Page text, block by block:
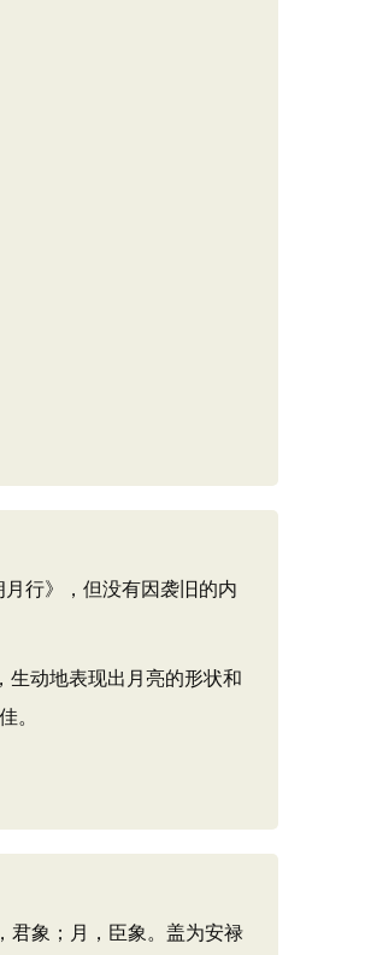
行》，但没有因袭旧的内
生动地表现出月亮的形状和
。
君象；月，臣象。盖为安禄